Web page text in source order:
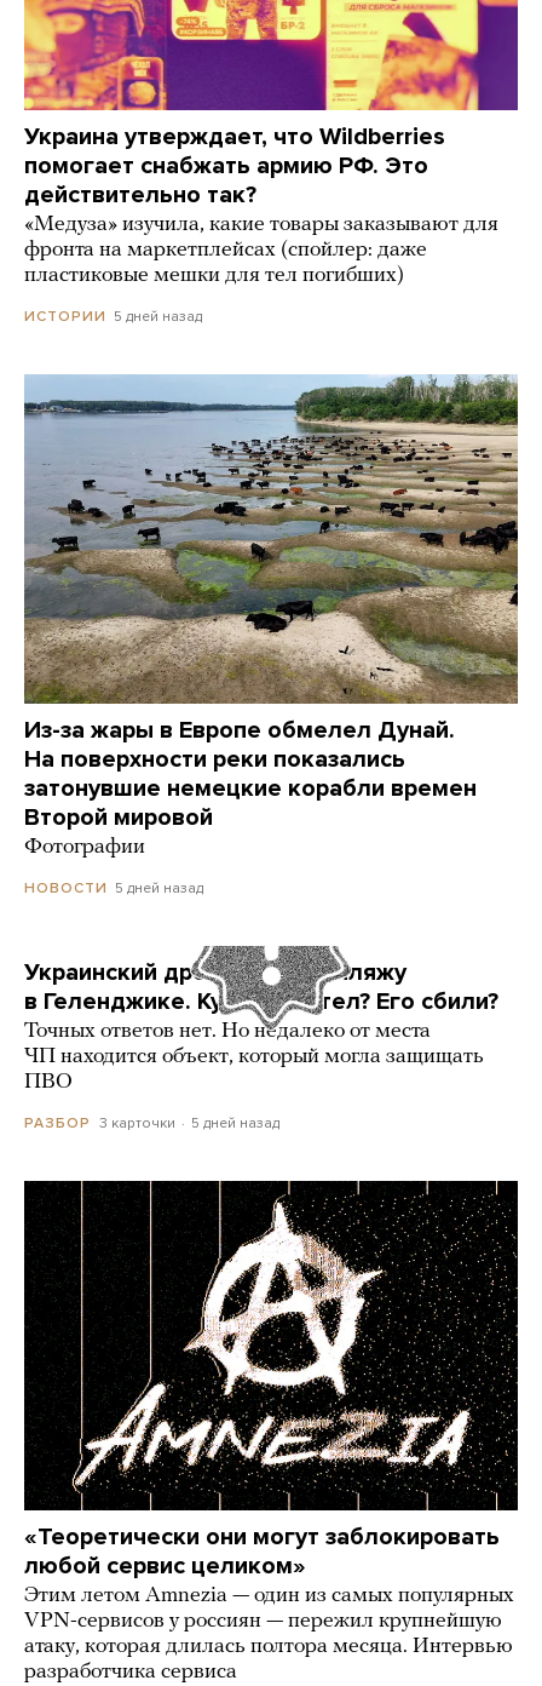
Украина утверждает, что Wildberries
помогает снабжать армию РФ. Это
действительно так?
«Медуза» изучила, какие товары заказывают для
фронта на маркетплейсах (спойлер: даже
пластиковые мешки для тел погибших)
ИСТОРИИ 5 дней назад
Из-за жары в Европе обмелел Дунай.
На поверхности реки показались
затонувшие немецкие корабли времен
Второй мировой
Фотографии
НОВОСТИ 5 дней назад
Украинский дрон попал по пляжу
в Геленджике. Куда он летел? Его сбили?
Точных ответов нет. Но недалеко от места
ЧП находится объект, который могла защищать
ПВО
РАЗБОР 3 карточки 5 дней назад
«Теоретически они могут заблокировать
любой сервис целиком»
Этим летом Amnezia — один из самых популярных
VPN-сервисов у россиян — пережил крупнейшую
атаку, которая длилась полтора месяца. Интервью
разработчика сервиса